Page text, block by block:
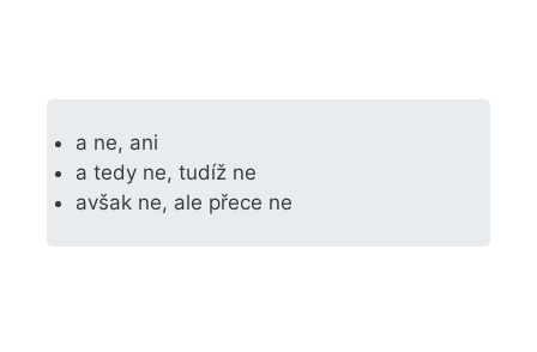
a ne, ani
a tedy ne, tudíž ne
avšak ne, ale přece ne